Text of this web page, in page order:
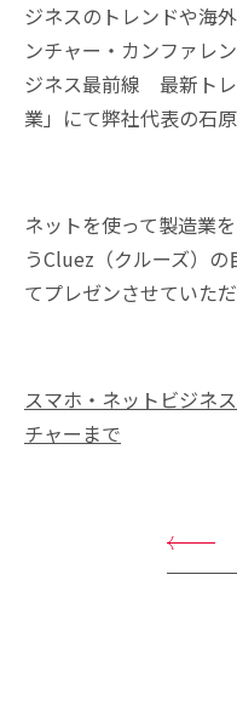
ジネスのトレンドや海
ンチャー・カンファレ
ジネス最前線 最新ト
業」にて弊社代表の石
ネットを使って製造業
うCluez（クルーズ）
てプレゼンさせていただ
スマホ・ネットビジネ
チャーまで